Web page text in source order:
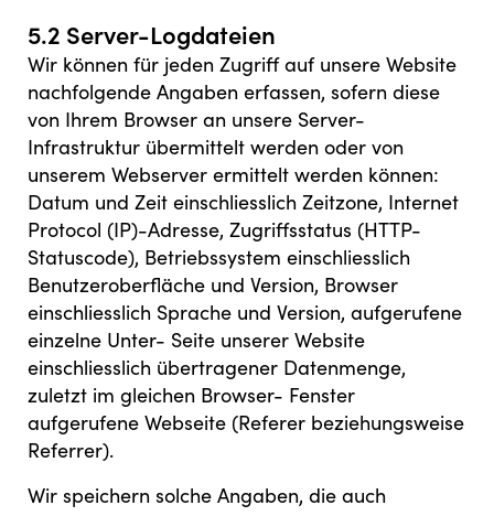
5.2 Server-Logdateien
Wir können für jeden Zugriff auf unsere Website
nachfolgende Angaben erfassen, sofern diese
von Ihrem Browser an unsere Server-
Infrastruktur übermittelt werden oder von
unserem Webserver ermittelt werden können:
Datum und Zeit einschliesslich Zeitzone, Internet
Protocol (IP)-Adresse, Zugriffsstatus (HTTP-
Statuscode), Betriebssystem einschliesslich
Benutzeroberfläche und Version, Browser
einschliesslich Sprache und Version, aufgerufene
einzelne Unter- Seite unserer Website
einschliesslich übertragener Datenmenge,
zuletzt im gleichen Browser- Fenster
aufgerufene Webseite (Referer beziehungsweise
Referrer).
Wir speichern solche Angaben, die auch